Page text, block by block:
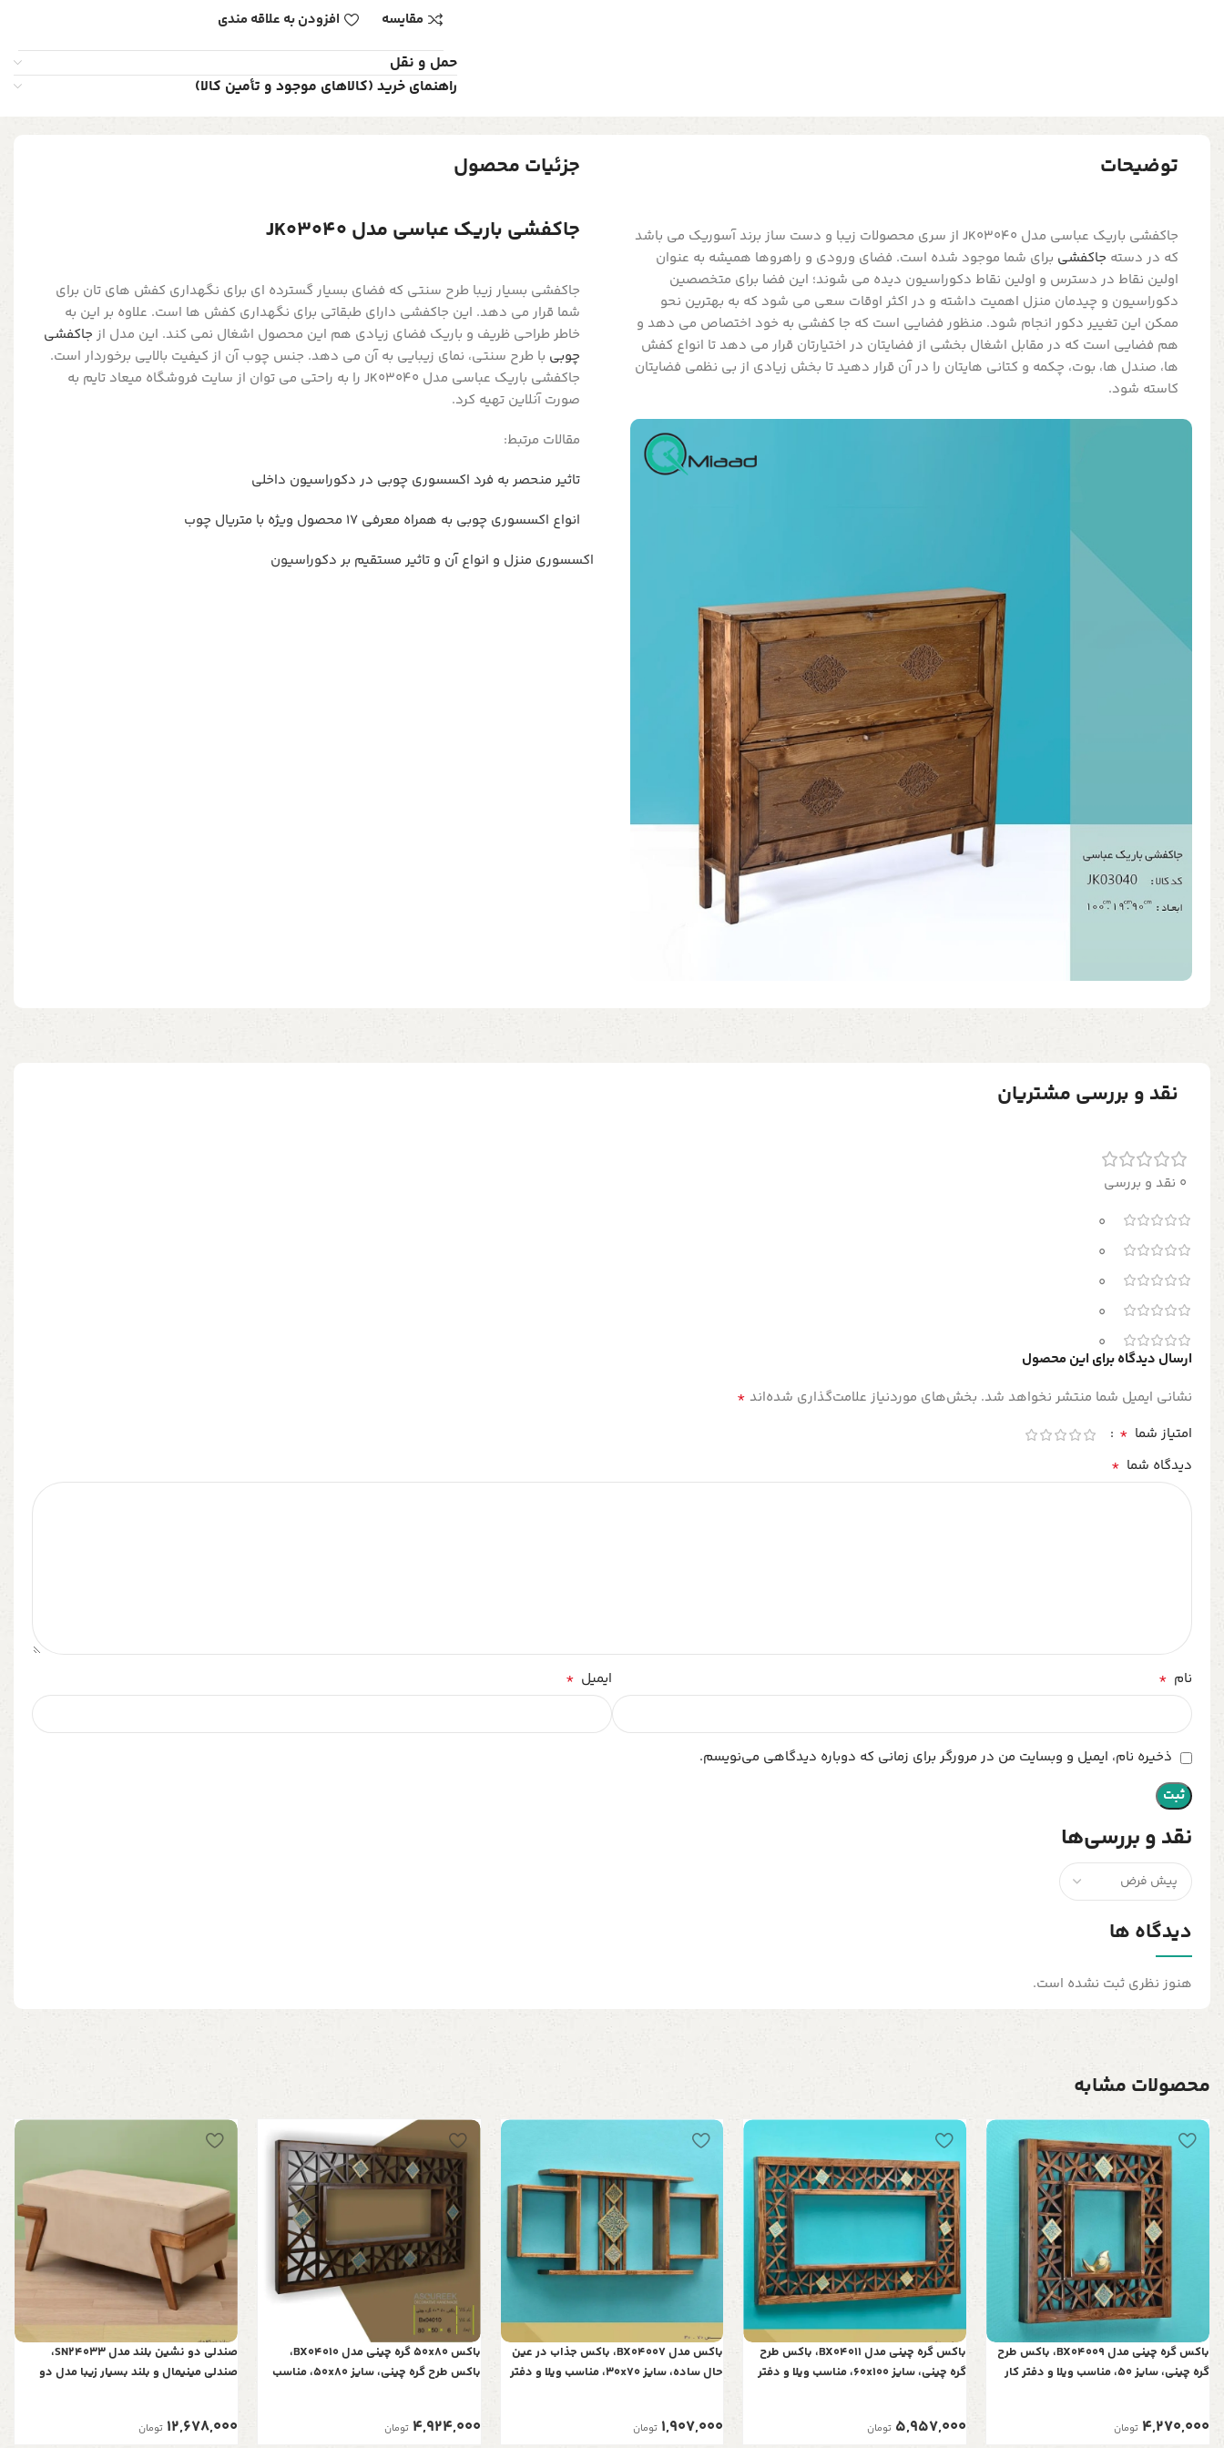
مقایسه افزودن به علاقه مندی
حمل و نقل
راهنمای خرید (کالاهای موجود و تأمین کالا)
توضیحات
جاکفشی باریک عباسی مدل JK03040 از سری محصولات زیبا و دست ساز برند آسوریک می باشد
که در دسته جاکفشی برای شما موجود شده است. فضای ورودی و راهروها همیشه به عنوان
اولین نقاط در دسترس و اولین نقاط دکوراسیون دیده می شوند؛ این فضا برای متخصصین
دکوراسیون و چیدمان منزل اهمیت داشته و در اکثر اوقات سعی می شود که به بهترین نحو
ممکن این تغییر دکور انجام شود. منظور فضایی است که جا کفشی به خود اختصاص می دهد و
هم فضایی است که در مقابل اشغال بخشی از فضایتان در اختیارتان قرار می دهد تا انواع کفش
ها، صندل ها، بوت، چکمه و کتانی هایتان را در آن قرار دهید تا بخش زیادی از بی نظمی فضایتان
کاسته شود.
جزئیات محصول
جاکفشی باریک عباسی مدل JK03040
جاکفشی بسیار زیبا طرح سنتی که فضای بسیار گسترده ای برای نگهداری کفش های تان برای
شما قرار می دهد. این جاکفشی دارای طبقاتی برای نگهداری کفش ها است. علاوه بر این به
خاطر طراحی ظریف و باریک فضای زیادی هم این محصول اشغال نمی کند. این مدل از جاکفشی
چوبی با طرح سنتی، نمای زیبایی به آن می دهد. جنس چوب آن از کیفیت بالایی برخوردار است.
جاکفشی باریک عباسی مدل JK03040 را به راحتی می توان از سایت فروشگاه میعاد تایم به
صورت آنلاین تهیه کرد.
مقالات مرتبط:
تاثیر منحصر به فرد اکسسوری چوبی در دکوراسیون داخلی
انواع اکسسوری چوبی به همراه معرفی 17 محصول ویژه با متریال چوب
اکسسوری منزل و انواع آن و تاثیر مستقیم بر دکوراسیون
نقد و بررسی مشتریان
0 نقد و بررسی
0
0
0
0
0
نقد و بررسی‌ها
دیدگاه ها
هنوز نظری ثبت نشده است.
ارسال دیدگاه برای این محصول
نشانی ایمیل شما منتشر نخواهد شد. بخش‌های موردنیاز علامت‌گذاری شده‌اند *
امتیاز شما *
دیدگاه شما *
نام * ایمیل *
ذخیره نام، ایمیل و وبسایت من در مرورگر برای زمانی که دوباره دیدگاهی می‌نویسم.
محصولات مشابه
باکس گره چینی مدل BX04009، باکس طرح
گره چینی، سایز 50، مناسب ویلا و دفتر کار
4,270,000 تومان
باکس گره چینی مدل BX04011، باکس طرح
گره چینی، سایز 60x100، مناسب ویلا و دفتر
5,957,000 تومان
باکس مدل BX04007، باکس جذاب در عین
حال ساده، سایز 30x70، مناسب ویلا و دفتر
1,907,000 تومان
باکس 50x80 گره چینی مدل BX04010،
باکس طرح گره چینی، سایز 50x80، مناسب
4,924,000 تومان
صندلی دو نشین بلند مدل SN24033،
صندلی مینیمال و بلند بسیار زیبا مدل دو
12,678,000 تومان